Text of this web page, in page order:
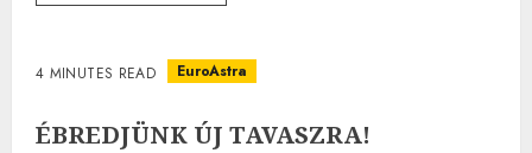
4 MINUTES READ EuroAstra
ÉBREDJÜNK ÚJ TAVASZRA!